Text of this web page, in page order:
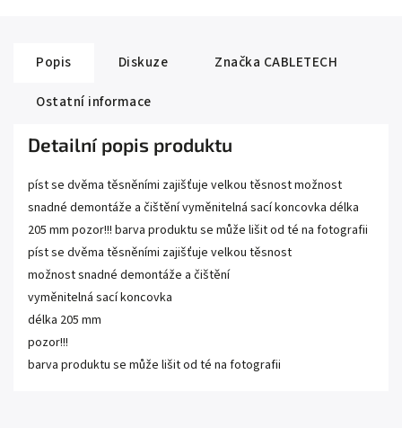
Popis Diskuze Značka CABLETECH
Ostatní informace
Detailní popis produktu
píst se dvěma těsněními zajišťuje velkou těsnost možnost
snadné demontáže a čištění vyměnitelná sací koncovka délka
205 mm pozor!!! barva produktu se může lišit od té na fotografii
píst se dvěma těsněními zajišťuje velkou těsnost
možnost snadné demontáže a čištění
vyměnitelná sací koncovka
délka 205 mm
pozor!!!
barva produktu se může lišit od té na fotografii